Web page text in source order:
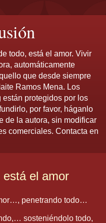
todo, está el amor. Vivir
automáticamente
que desde siempre
Ramos Mena. Los
protegidos por los
por favor, háganlo
de la autora, sin modificar
comerciales. Contacta en
está el amor
penetrando todo…
sosteniéndolo todo,